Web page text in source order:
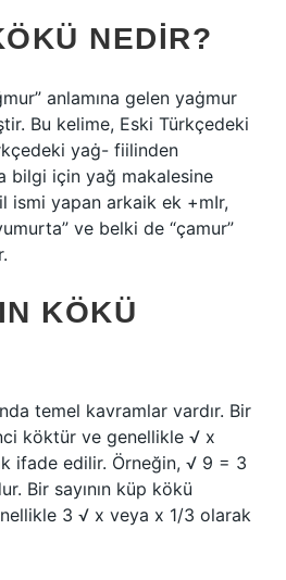
NEDIR?
anlamına gelen yaġmur
Bu kelime, Eski Türkçedeki
yaġ- fiilinden
bilgi için yağ makalesine
ismi yapan arkaik ek +mIr,
ve belki de “çamur”
KÖKÜ
temel kavramlar vardır. Bir
köktür ve genellikle √ x
ifade edilir. Örneğin, √ 9 = 3
Bir sayının küp kökü
3 √ x veya x 1/3 olarak